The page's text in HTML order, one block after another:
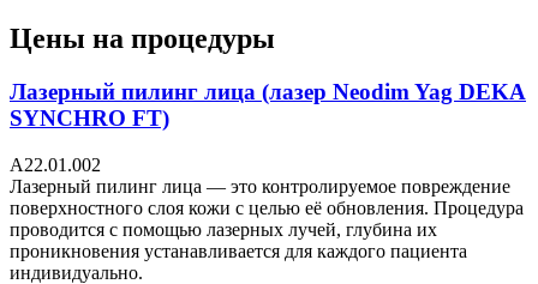
Цены на процедуры
Лазерный пилинг лица (лазер Neodim Yag DEKA
SYNCHRO FT)
A22.01.002
Лазерный пилинг лица — это контролируемое повреждение
поверхностного слоя кожи с целью её обновления. Процедура
проводится с помощью лазерных лучей, глубина их
проникновения устанавливается для каждого пациента
индивидуально.